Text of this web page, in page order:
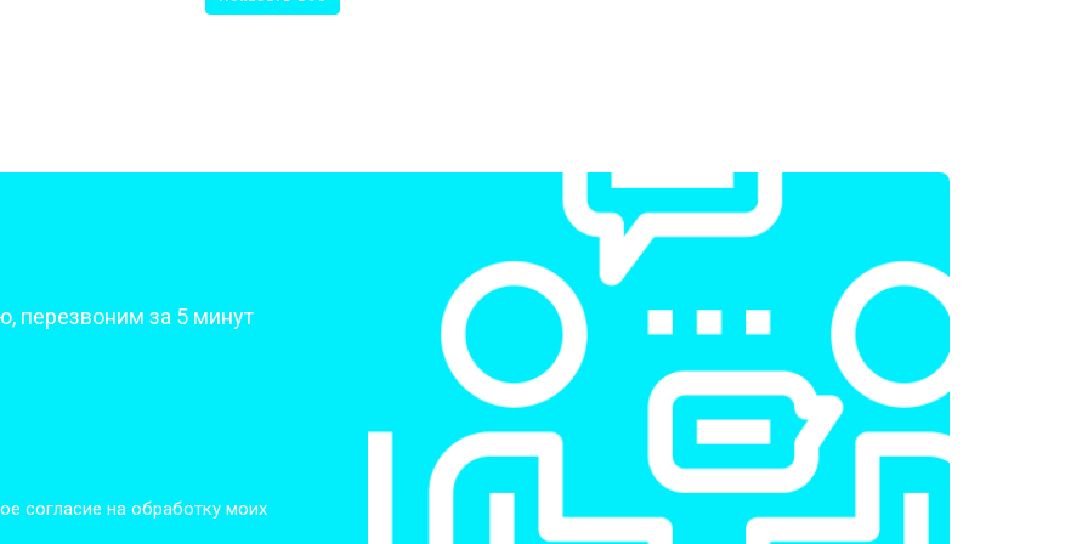
от 2200 ₽
от 1700 ₽ Заказать
от 2600 ₽ Заказать
от 60 мин Заказать
перезвоним за 5 минут
согласие на обработку моих